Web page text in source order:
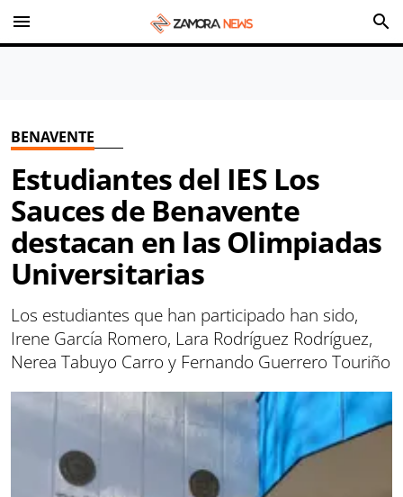
menu search
BENAVENTE
Estudiantes del IES Los
Sauces de Benavente
destacan en las Olimpiadas
Universitarias
Los estudiantes que han participado han sido,
Irene García Romero, Lara Rodríguez Rodríguez,
Nerea Tabuyo Carro y Fernando Guerrero Touriño